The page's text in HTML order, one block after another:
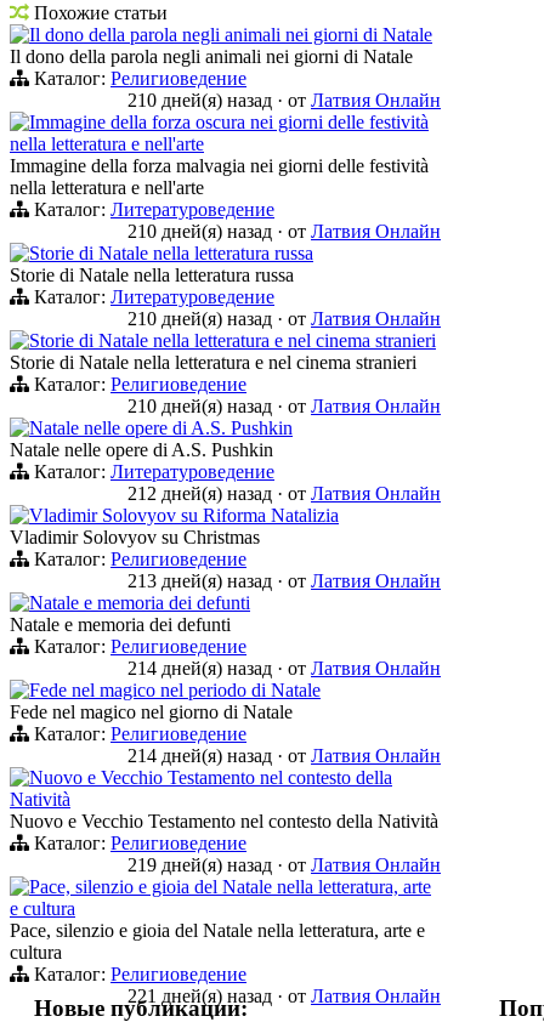
Похожие статьи
Il dono della parola negli animali nei giorni di Natale
Il dono della parola negli animali nei giorni di Natale
Каталог: Религиоведение
210 дней(я) назад · от Латвия Онлайн
Immagine della forza oscura nei giorni delle festività
nella letteratura e nell'arte
Immagine della forza malvagia nei giorni delle festività
nella letteratura e nell'arte
Каталог: Литературоведение
210 дней(я) назад · от Латвия Онлайн
Storie di Natale nella letteratura russa
Storie di Natale nella letteratura russa
Каталог: Литературоведение
210 дней(я) назад · от Латвия Онлайн
Storie di Natale nella letteratura e nel cinema stranieri
Storie di Natale nella letteratura e nel cinema stranieri
Каталог: Религиоведение
210 дней(я) назад · от Латвия Онлайн
Natale nelle opere di A.S. Pushkin
Natale nelle opere di A.S. Pushkin
Каталог: Литературоведение
212 дней(я) назад · от Латвия Онлайн
Vladimir Solovyov su Riforma Natalizia
Vladimir Solovyov su Christmas
Каталог: Религиоведение
213 дней(я) назад · от Латвия Онлайн
Natale e memoria dei defunti
Natale e memoria dei defunti
Каталог: Религиоведение
214 дней(я) назад · от Латвия Онлайн
Fede nel magico nel periodo di Natale
Fede nel magico nel giorno di Natale
Каталог: Религиоведение
214 дней(я) назад · от Латвия Онлайн
Nuovo e Vecchio Testamento nel contesto della
Natività
Nuovo e Vecchio Testamento nel contesto della Natività
Каталог: Религиоведение
219 дней(я) назад · от Латвия Онлайн
Pace, silenzio e gioia del Natale nella letteratura, arte
e cultura
Pace, silenzio e gioia del Natale nella letteratura, arte e
cultura
Каталог: Религиоведение
221 дней(я) назад · от Латвия Онлайн
Новые публикации: